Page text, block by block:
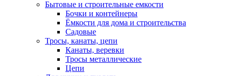
Бытовые и строительные емкости
Бочки и контейнеры
Ёмкости для дома и строительства
Садовые
Тросы, канаты, цепи
Канаты, веревки
Тросы металлические
Цепи